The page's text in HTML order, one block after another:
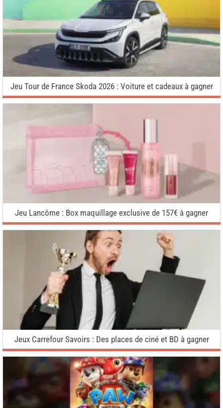
Jeu Tour de France Skoda 2026 : Voiture et cadeaux à gagner
Jeu Lancôme : Box maquillage exclusive de 157€ à gagner
Jeux Carrefour Savoirs : Des places de ciné et BD à gagner